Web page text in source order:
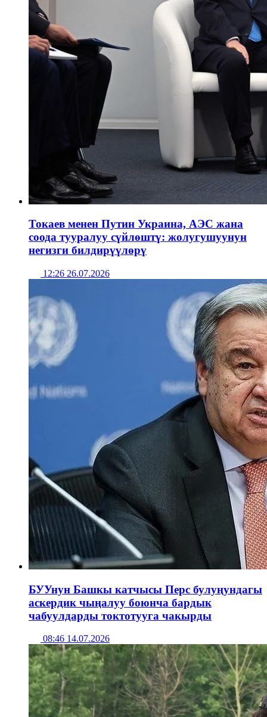
Токаев менен Путин Украина, АЭС жана
соода тууралуу сүйлөштү: жолугушуунун
негизги билдирүүлөрү
12:26 26.07.2026
БУУнун Башкы катчысы Перс булуңундагы
аскердик чыңалуу боюнча бардык
чабуулдарды токтотууга чакырды
08:46 14.07.2026